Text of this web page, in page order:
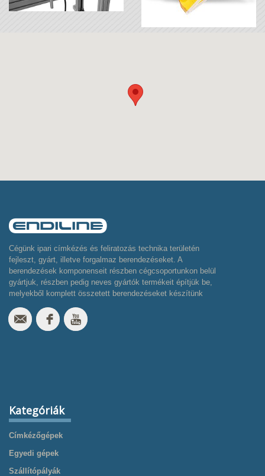
Cégünk ipari címkézés és feliratozás technika területén
fejleszt, gyárt, illetve forgalmaz berendezéseket. A
berendezések komponenseit részben cégcsoportunkon belül
gyártjuk, részben pedig neves gyártók termékeit építjük be,
melyekből komplett összetett berendezéseket készítünk
Kategóriák
Címkézőgépek
Egyedi gépek
Szállítópályák